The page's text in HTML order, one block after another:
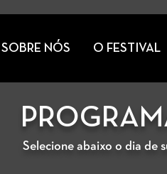
SOBRE NÓS O FESTIVAL
Selecione abaixo o dia de